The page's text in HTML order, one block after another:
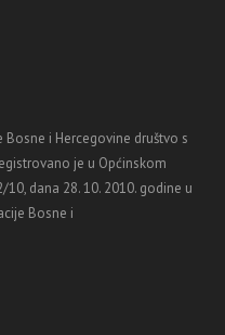
i Hercegovine društvo s
je u Općinskom
dana 28. 10. 2010. godine u
Bosne i